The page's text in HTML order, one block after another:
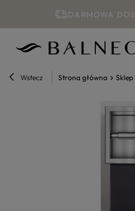
DARMOWA
Wstecz Strona główna Sklep